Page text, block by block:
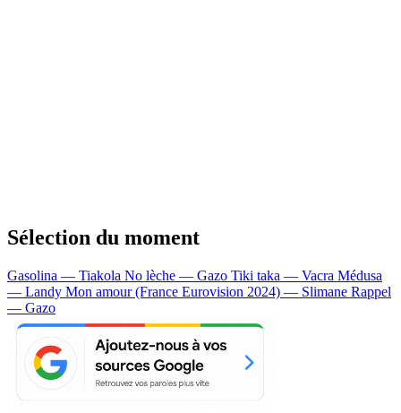
Sélection du moment
Gasolina — Tiakola No lèche — Gazo Tiki taka — Vacra Médusa
— Landy Mon amour (France Eurovision 2024) — Slimane Rappel
— Gazo